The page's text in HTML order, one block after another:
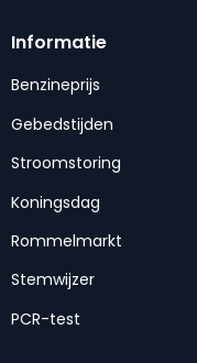
Informatie
Benzineprijs
Gebedstijden
Stroomstoring
Koningsdag
Rommelmarkt
Stemwijzer
PCR-test